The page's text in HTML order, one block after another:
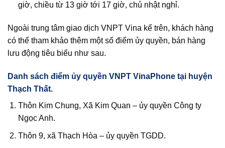
giờ, chiều từ 13 giờ tới 17 giờ, chủ nhật nghỉ.
Ngoài trung tâm giao dịch VNPT Vina kể trên, khách hàng
có thể tham khảo thêm một số điểm ủy quyền, bán hàng
lưu động tiêu biểu như sau.
Danh sách điểm ủy quyền VNPT VinaPhone tại huyện
Thạch Thất.
Thôn Kim Chung, Xã Kim Quan – ủy quyền Công ty
Ngọc Anh.
Thôn 9, xã Thạch Hòa – ủy quyền TGDD.